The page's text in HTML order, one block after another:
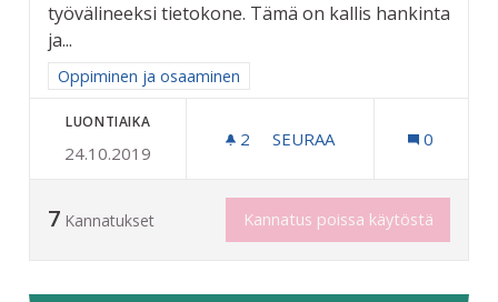
työvälineeksi tietokone. Tämä on kallis hankinta
ja...
Rajaa tulokset aihepiirin mukaan: Oppiminen ja osaaminen
Oppiminen ja osaaminen
LUONTIAIKA
24.10.2019
2 2 SEURAAJAA
SEURAA 0
7 Kannatukset Kannatus poissa käytöstä